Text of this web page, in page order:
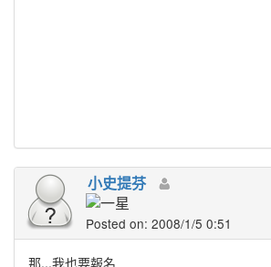
小史提芬
Posted on: 2008/1/5 0:51
那...我也要報名